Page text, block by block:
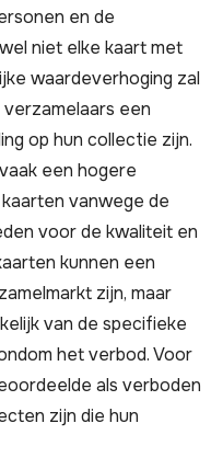
en de
niet elke kaart met
waardeverhoging zal
een
op hun collectie zijn.
een hogere
vanwege de
voor de kwaliteit en
kunnen een
zijn, maar
van de specifieke
het verbod. Voor
als verboden
zijn die hun